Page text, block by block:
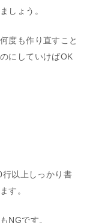
しょう。
度も作り直すこと
にしていけばOK
以上しっかり書
す。
NGです。